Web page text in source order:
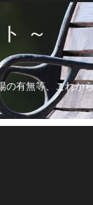
～
有無等、これか